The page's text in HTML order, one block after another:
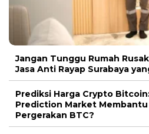
Jangan Tunggu Rumah
Jasa Anti Rayap Surabaya
Prediksi Harga Crypto
Prediction Market Membantu
Pergerakan BTC?